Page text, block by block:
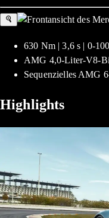
630 Nm | 3,6 s | 0-
AMG 4,0-Liter-V8-
Sequenzielles AMG
Highlights